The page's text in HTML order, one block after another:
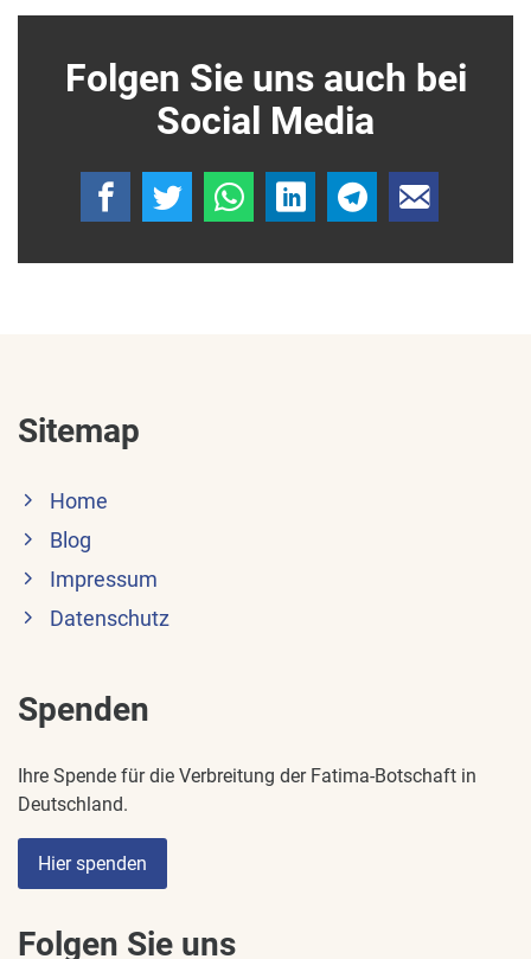
Folgen Sie uns auch bei
Social Media
Sitemap
Home
Blog
Impressum
Datenschutz
Spenden
Ihre Spende für die Verbreitung der Fatima-Botschaft in
Deutschland.
Hier spenden
Folgen Sie uns